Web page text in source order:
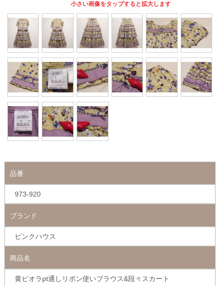
小さい画像をタップすると拡大します
品番
973-920
ブランド
ピンクハウス
商品名
黄ビオラpt通しリボン使いブラウス&段々スカート